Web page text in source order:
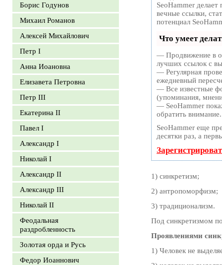
Борис Годунов
Михаил Романов
Алексей Михайлович
Петр I
Анна Иоановна
Елизавета Петровна
Петр III
Екатерина II
Павел I
Александр I
Николай I
Александр II
Александр III
Николай II
Феодальная
раздробленность
Золотая орда и Русь
Федор Иоаннович
SeoHammer
вечные ссылки,
потенциал
Что умеет
— Продвижение в
лучших ссылок с
— Регулярная
ежедневный
— Все известные
(упоминания,
— SeoHammer
обратить внимание.
SeoHammer еще
десятки раз, а
1) синкретизм;
2) антропоморфизм;
3) традиционализм.
Под синкретизмом
Проявлениями
1) Человек не